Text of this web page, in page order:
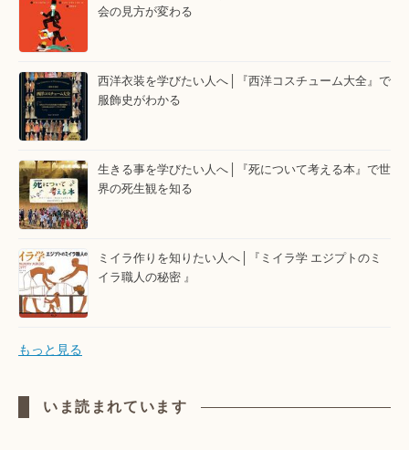
会の見方が変わる
西洋衣装を学びたい人へ│『西洋コスチューム大全』で
服飾史がわかる
生きる事を学びたい人へ│『死について考える本』で世
界の死生観を知る
ミイラ作りを知りたい人へ│『ミイラ学 エジプトのミ
イラ職人の秘密 』
もっと見る
いま読まれています